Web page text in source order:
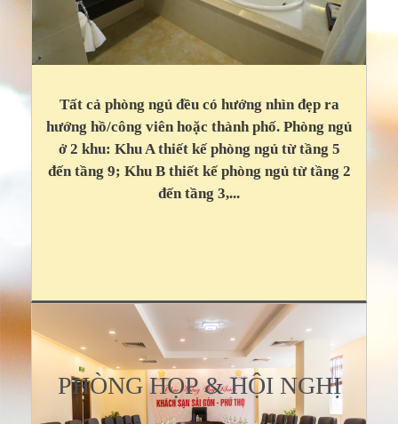
Tất cả phòng ngủ đều có hướng nhìn đẹp ra
hướng hồ/công viên hoặc thành phố. Phòng ngủ
ở 2 khu: Khu A thiết kế phòng ngủ từ tầng 5
đến tầng 9; Khu B thiết kế phòng ngủ từ tầng 2
đến tầng 3,...
PHÒNG HỌP & HỘI NGHỊ